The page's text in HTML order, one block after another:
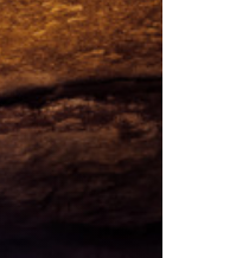
Italiano
日本語
Português
Русский